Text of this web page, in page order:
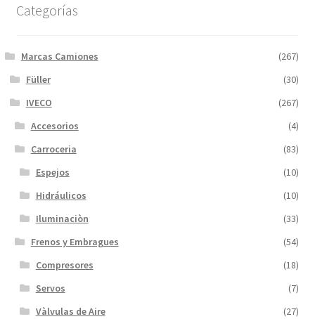
Categorías
Marcas Camiones
(267)
Füller
(30)
IVECO
(267)
Accesorios
(4)
Carroceria
(83)
Espejos
(10)
Hidráulicos
(10)
Iluminaciòn
(33)
Frenos y Embragues
(54)
Compresores
(18)
Servos
(7)
Vàlvulas de Aire
(27)